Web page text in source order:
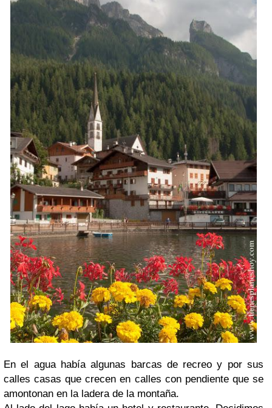
En el agua había algunas barcas de recreo y por sus
calles casas que crecen en calles con pendiente que se
amontonan en la ladera de la montaña.